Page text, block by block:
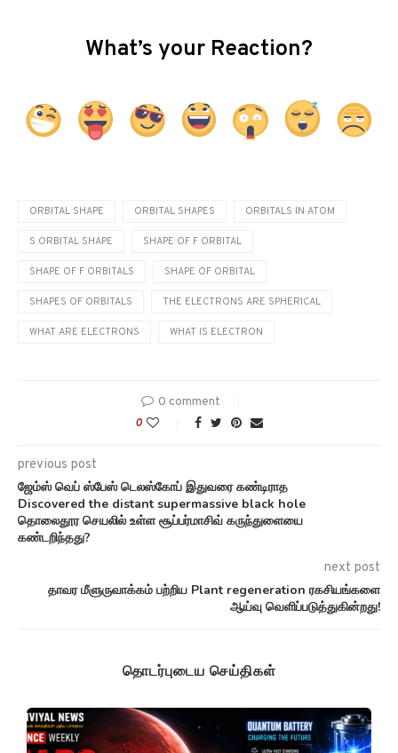
What’s your Reaction?
ORBITAL SHAPE ORBITAL SHAPES ORBITALS IN ATOM
S ORBITAL SHAPE SHAPE OF F ORBITAL
SHAPE OF F ORBITALS SHAPE OF ORBITAL
SHAPES OF ORBITALS THE ELECTRONS ARE SPHERICAL
WHAT ARE ELECTRONS WHAT IS ELECTRON
0 comment
0
previous post
ஜேம்ஸ் வெப் ஸ்பேஸ் டெலஸ்கோப் இதுவரை கண்டிராத
Discovered the distant supermassive black hole
தொலைதூர செயலில் உள்ள சூப்பர்மாசிவ் கருந்துளையை
கண்டறிந்தது?
next post
தாவர மீளுருவாக்கம் பற்றிய Plant regeneration ரகசியங்களை
ஆய்வு வெளிப்படுத்துகின்றது!
தொடர்புடைய செய்திகள்